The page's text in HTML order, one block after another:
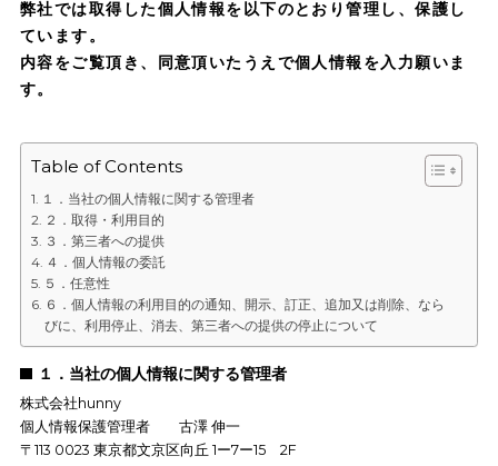
弊社では取得した個人情報を以下のとおり管理し、保
ています。
内容をご覧頂き、同意頂いたうえで個人情報を入力願
Table of Contents
１．当社の個人情報に関する管理者
２．取得・利用目的
３．第三者への提供
４．個人情報の委託
５．任意性
６．個人情報の利用目的の通知、開示、訂正、追加又は削除、なら
びに、利用停止、消去、第三者への提供の停止について
１．当社の個人情報に関する管理者